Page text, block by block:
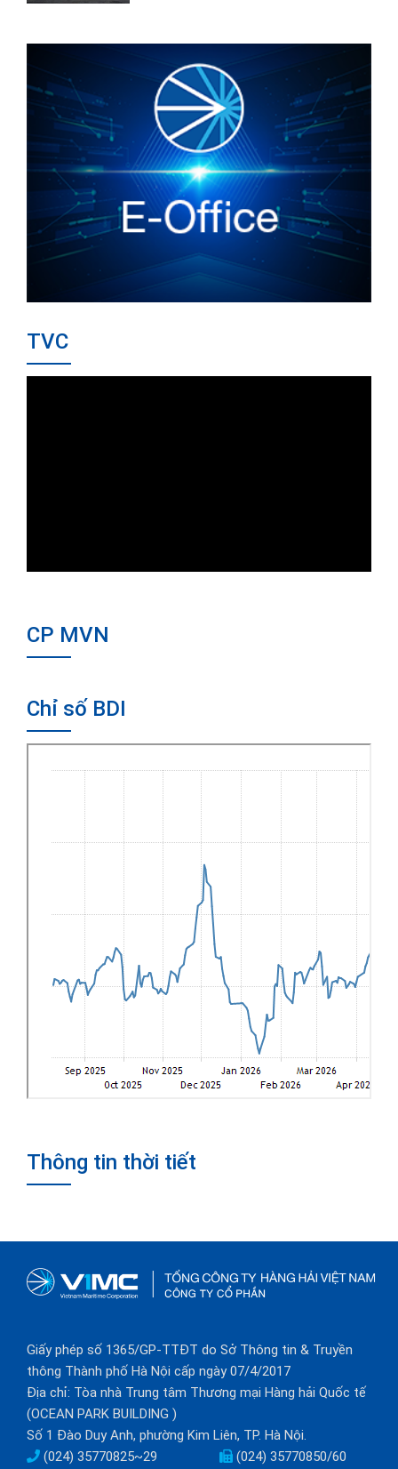
TVC
CP MVN
Chỉ số BDI
Thông tin thời tiết
Giấy phép số 1365/GP-TTĐT do Sở Thông tin & Truyền
thông Thành phố Hà Nội cấp ngày 07/4/2017
Địa chỉ: Tòa nhà Trung tâm Thương mại Hàng hải Quốc tế
(OCEAN PARK BUILDING )
Số 1 Đào Duy Anh, phường Kim Liên, TP. Hà Nội.
(024) 35770825~29
(024) 35770850/60